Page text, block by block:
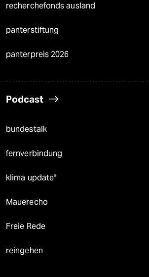
recherchefonds ausland
panterstiftung
panterpreis 2026
Podcast
bundestalk
fernverbindung
klima update°
Mauerecho
Freie Rede
reingehen